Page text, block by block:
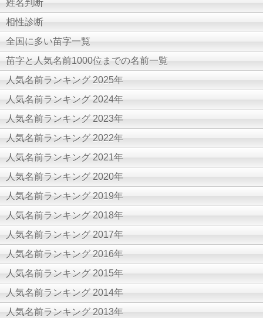
姓名判断
相性診断
全国に多い苗字一覧
苗字と人気名前1000位までの名前一覧
人気名前ランキング 2025年
人気名前ランキング 2024年
人気名前ランキング 2023年
人気名前ランキング 2022年
人気名前ランキング 2021年
人気名前ランキング 2020年
人気名前ランキング 2019年
人気名前ランキング 2018年
人気名前ランキング 2017年
人気名前ランキング 2016年
人気名前ランキング 2015年
人気名前ランキング 2014年
人気名前ランキング 2013年